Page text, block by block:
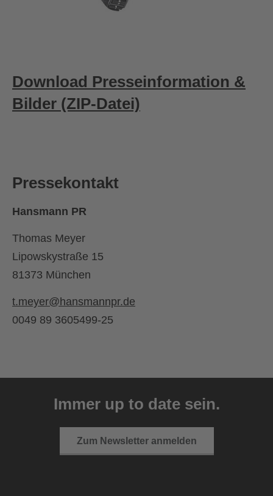
Download Presseinformation &
Bilder (ZIP-Datei)
Pressekontakt
Hansmann PR
Thomas Meyer
Lipowskystraße 15
81373 München
t.meyer@hansmannpr.de
0049 89 3605499-25
Immer up to date sein.
Zum Newsletter anmelden